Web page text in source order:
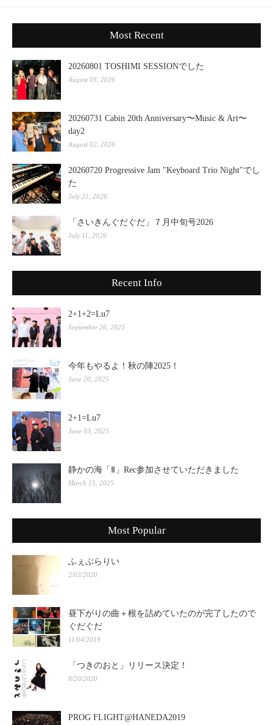
Most Recent
20260801 TOSHIMI SESSIONでした
August 03, 2026
20260731 Cabin 20th Anniversary〜Music & Art〜
day2
August 02, 2026
20260720 Progressive Jam "Keyboard Trio Night"でし
た
July 21, 2026
「さいきんぐだぐだ」７月中旬号2026
July 11, 2026
Recent Info
2+1+2=Lu7
September 26, 2025
今年もやるよ！秋の陣2025！
June 20, 2025
2+1=Lu7
June 03, 2025
静かの海「Ⅱ」Rec参加させていただきました
March 15, 2025
Most Popular
ふぇぶらりい
2/03/2020
昼下がりの曲＋根を詰めていたのが完了したので
ぐだぐだ
11/04/2019
「つきのおと」リリース決定！
8/20/2020
PROG FLIGHT@HANEDA2019